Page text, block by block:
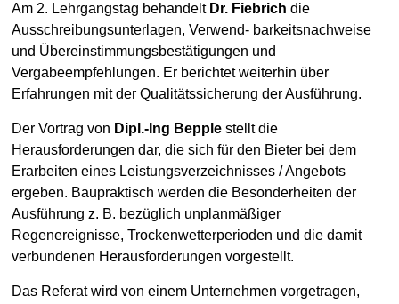
Am 2. Lehrgangstag behandelt Dr. Fiebrich die
Ausschreibungsunterlagen, Verwend- barkeitsnachweise
und Übereinstimmungsbestätigungen und
Vergabeempfehlungen. Er berichtet weiterhin über
Erfahrungen mit der Qualitätssicherung der Ausführung.
Der Vortrag von Dipl.-Ing Bepple stellt die
Herausforderungen dar, die sich für den Bieter bei dem
Erarbeiten eines Leistungsverzeichnisses / Angebots
ergeben. Baupraktisch werden die Besonderheiten der
Ausführung z. B. bezüglich unplanmäßiger
Regenereignisse, Trockenwetterperioden und die damit
verbundenen Herausforderungen vorgestellt.
Das Referat wird von einem Unternehmen vorgetragen,